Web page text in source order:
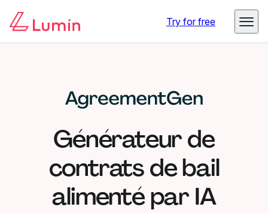
Try for free
Générateur de
contrats de bail
alimenté par IA